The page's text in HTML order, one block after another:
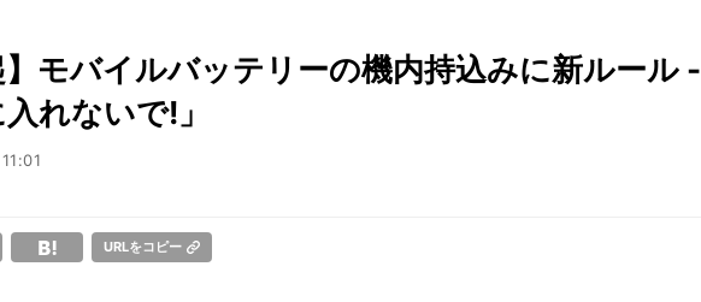
】モバイルバッテリーの機内持込みに新ルール -
入れないで!」
URLをコピー